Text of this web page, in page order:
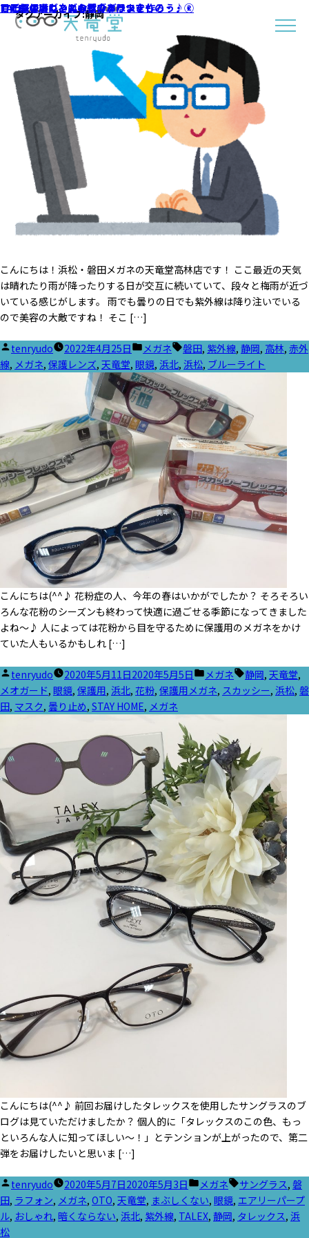
タグアーカイブ:静岡
目に優しいレンズの紹介
こんにちは！浜松・磐田メガネの天竜堂高林店です！ ここ最近の天気
は晴れたり雨が降ったりする日が交互に続いていて、段々と梅雨が近づ
いている感じがします。 雨でも曇りの日でも紫外線は降り注いでいる
ので美容の大敵ですね！ そこ […]
投
稿
tenryudo 2022年4月25日
カ
テ
ゴ
リ
ー:
メガネ
タ
グ:
磐田, 紫外線, 静岡, 高林, 赤外
線, メガネ, 保護レンズ, 天竜堂, 眼鏡, 浜北, 浜松, ブルーライト
目元の保護にこんなものあります
こんにちは(^^♪ 花粉症の人、今年の春はいかがでしたか？ そろそろい
ろんな花粉のシーズンも終わって快適に過ごせる季節になってきました
よね～♪ 人によっては花粉から目を守るために保護用のメガネをかけ
ていた人もいるかもしれ […]
投
稿
者:
tenryudo 2020年5月11日2020年5月5日
カ
テ
ー:
メガネ
タ
グ:
静岡, 天竜堂,
メオガード, 眼鏡, 保護用, 浜北, 花粉, 保護用メガネ, スカッシー, 浜松, 磐
田, マスク, 曇り止め, STAY HOME, メガネ
TALEXでおしゃれなサングラスを作ろう♪②
こんにちは(^^♪ 前回お届けしたタレックスを使用したサングラスのブ
ログは見ていただけましたか？ 個人的に「タレックスのこの色、もっ
といろんな人に知ってほしい～！」とテンションが上がったので、第二
弾をお届けしたいと思いま […]
投
稿
者:
tenryudo 2020年5月7日2020年5月3日
カ
テ
ゴ
メガネ
タ
グ:
サングラス, 磐
田, ラフォン, メガネ, OTO, 天竜堂, まぶしくない, 眼鏡, エアリーパープ
ル, おしゃれ, 暗くならない, 浜北, 紫外線, TALEX, 静岡, タレックス, 浜
松
こどものメガネにトラブルはつきもの・・・